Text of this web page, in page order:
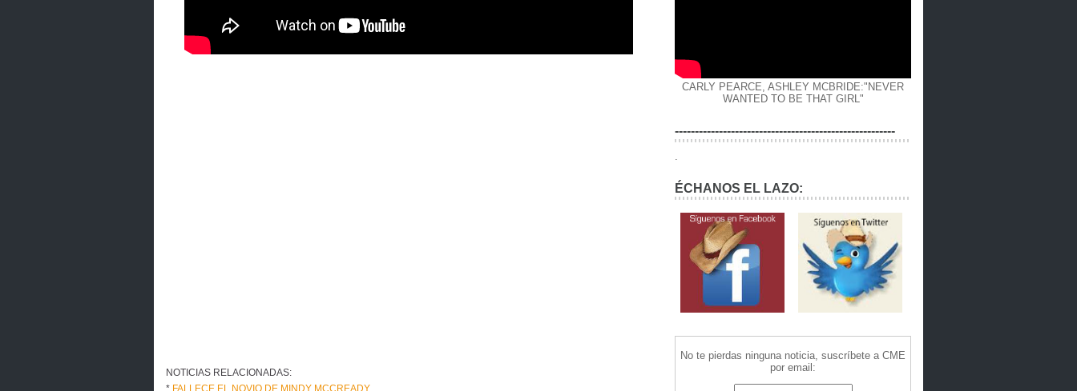
NOTICIAS RELACIONADAS:
* FALLECE EL NOVIO DE MINDY MCCREADY
CARLY PEARCE, ASHLEY MCBRIDE:"NEVER
WANTED TO BE THAT GIRL"
-------------------------------------------------------
ÉCHANOS EL LAZO:
No te pierdas ninguna noticia, suscríbete a CME
por email: